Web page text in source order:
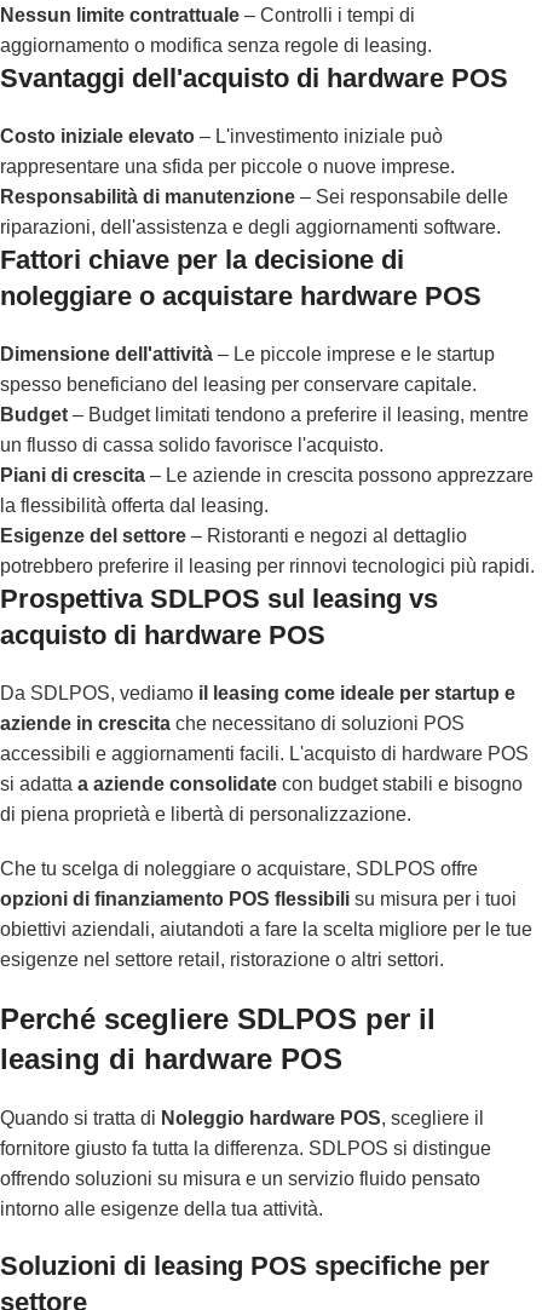
Nessun limite contrattuale – Controlli i tempi di
aggiornamento o modifica senza regole di leasing.
Svantaggi dell'acquisto di hardware POS
Costo iniziale elevato – L'investimento iniziale può
rappresentare una sfida per piccole o nuove imprese.
Responsabilità di manutenzione – Sei responsabile delle
riparazioni, dell'assistenza e degli aggiornamenti software.
Fattori chiave per la decisione di
noleggiare o acquistare hardware POS
Dimensione dell'attività – Le piccole imprese e le startup
spesso beneficiano del leasing per conservare capitale.
Budget – Budget limitati tendono a preferire il leasing, mentre
un flusso di cassa solido favorisce l'acquisto.
Piani di crescita – Le aziende in crescita possono apprezzare
la flessibilità offerta dal leasing.
Esigenze del settore – Ristoranti e negozi al dettaglio
potrebbero preferire il leasing per rinnovi tecnologici più rapidi.
Prospettiva SDLPOS sul leasing vs
acquisto di hardware POS
Da SDLPOS, vediamo il leasing come ideale per startup e
aziende in crescita che necessitano di soluzioni POS
accessibili e aggiornamenti facili. L'acquisto di hardware POS
si adatta a aziende consolidate con budget stabili e bisogno
di piena proprietà e libertà di personalizzazione.
Che tu scelga di noleggiare o acquistare, SDLPOS offre
opzioni di finanziamento POS flessibili su misura per i tuoi
obiettivi aziendali, aiutandoti a fare la scelta migliore per le tue
esigenze nel settore retail, ristorazione o altri settori.
Perché scegliere SDLPOS per il
leasing di hardware POS
Quando si tratta di Noleggio hardware POS, scegliere il
fornitore giusto fa tutta la differenza. SDLPOS si distingue
offrendo soluzioni su misura e un servizio fluido pensato
intorno alle esigenze della tua attività.
Soluzioni di leasing POS specifiche per
settore